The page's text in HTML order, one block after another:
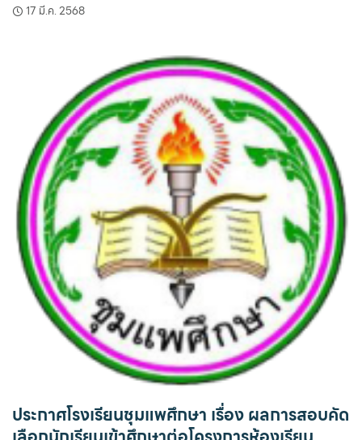
17 มี.ค. 2568
ประกาศโรงเรียนชุมแพศึกษา เรื่อง ผลการสอบคัด